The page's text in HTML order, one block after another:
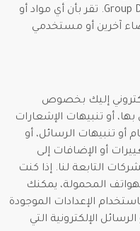
مناسب مملوك ومدار بواسطة Group Dating. تقر بأن أي مواد أو
آخرين أو مستخدمي
إليك بخصوص
أو تنبيهات الإشعارات
أو تنبيهات الرسائل، أو
أو الإضافات إلى
التابعة لنا. إذا كنت
المحمولة، يمكنك
الإعدادات الموجودة
الإلكترونية التي